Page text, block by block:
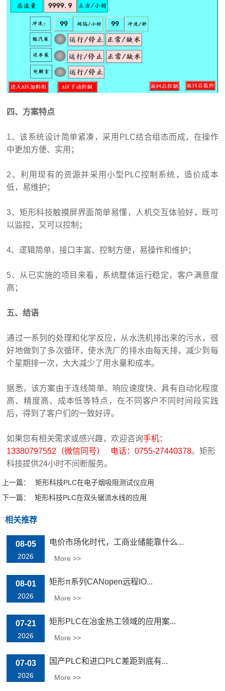
四、方案特点
1、该系统设计简单紧凑，采用PLC结合组态而成，在操作
中更加方便、实用；
2、利用现有的资源并采用小型PLC控制系统，造价成本
低，易维护；
3、矩形科技触摸屏界面简单易懂，人机交互体验好，既可
以监控，又可以控制；
4、逻辑简单，接口丰富、控制方便，易操作和维护；
5、从已实施的项目来看，系统整体运行稳定，客户满意度
高；
五、结语
通过一系列的处理和化学反应，从水洗机排出来的污水，很
好地做到了多次循环，使水洗厂的排水由每天排，减少到每
个星期排一次，大大减少了用水量和成本。
据悉，该方案由于连线简单、响应速度快、具有自动化程度
高、精度高、成本低等特点，在不同客户不同时间段实践
后，得到了客户们的一致好评。
如果您有相关需求或感兴趣，欢迎咨询手机：
13380797552（微信同号） 电话：0755-27440378。矩形
科技提供24小时不间断服务。
上一篇：
矩形科技PLC在电子烟吸阻测试仪应用
下一篇：
矩形科技PLC在双头锯流水线的应用
相关推荐
08-05
2026
电价市场化时代，工商业储能靠什么...
More >>
08-01
2026
矩形π系列CANopen远程IO...
More >>
07-21
2026
矩形PLC在冶金热工领域的应用案...
More >>
07-03
2026
国产PLC和进口PLC差距到底有...
More >>